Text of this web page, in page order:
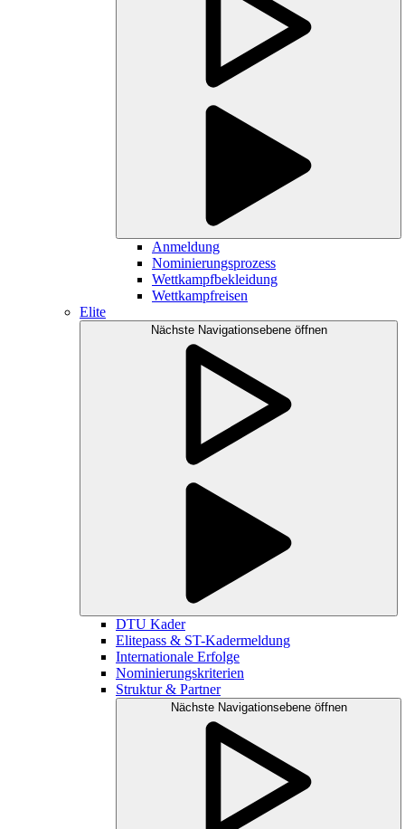
Anmeldung
Nominierungsprozess
Wettkampfbekleidung
Wettkampfreisen
Elite
Nächste Navigationsebene öffnen
DTU Kader
Elitepass & ST-Kadermeldung
Internationale Erfolge
Nominierungskriterien
Struktur & Partner
Nächste Navigationsebene öffnen